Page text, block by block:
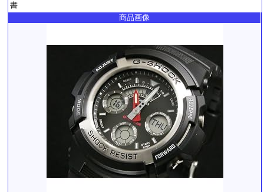
書
商品画像